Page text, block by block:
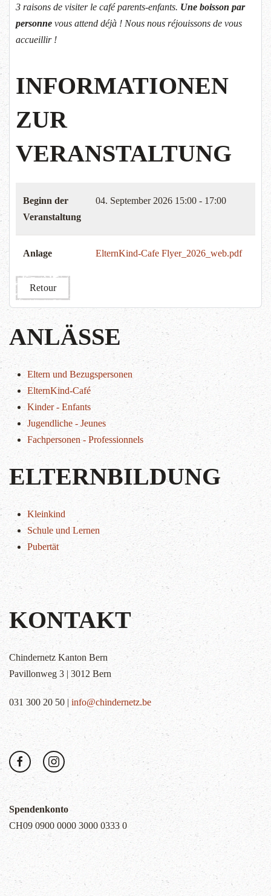
3 raisons de visiter le café parents-enfants. Une boisson par
personne vous attend déjà ! Nous nous réjouissons de vous
accueillir !
INFORMATIONEN
ZUR
VERANSTALTUNG
Beginn der
Veranstaltung
04. September 2026 15:00 - 17:00
Anlage ElternKind-Cafe Flyer_2026_web.pdf
Retour
ANLÄSSE
Eltern und Bezugspersonen
ElternKind-Café
Kinder - Enfants
Jugendliche - Jeunes
Fachpersonen - Professionnels
ELTERNBILDUNG
Kleinkind
Schule und Lernen
Pubertät
KONTAKT
Chindernetz Kanton Bern
Pavillonweg 3 | 3012 Bern
031 300 20 50 | info@chindernetz.be
Spendenkonto
CH09 0900 0000 3000 0333 0